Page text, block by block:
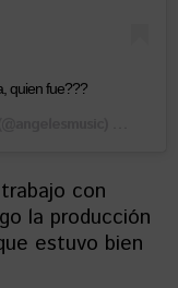
quien fue???
con
la producción
estuvo bien